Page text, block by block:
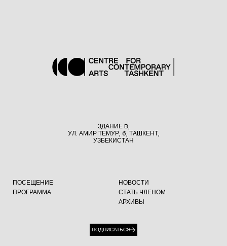
ЗДАНИЕ B,
УЛ. АМИР ТЕМУР, 6, ТАШКЕНТ,
УЗБЕКИСТАН
ПОСЕЩЕНИЕ
ПРОГРАММА
НОВОСТИ
СТАТЬ ЧЛЕНОМ
АРХИВЫ
ПОДПИСАТЬСЯ